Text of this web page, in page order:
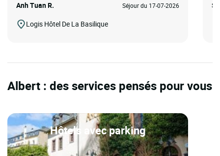
Anh Tuan R. Séjour du 17-07-2026
Logis Hôtel De La Basilique
Albert : des services pensés pour vous
Hôtels avec parking